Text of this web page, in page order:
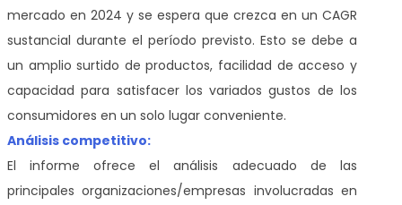
mercado en 2024 y se espera que crezca en un CAGR
sustancial durante el período previsto. Esto se debe a
un amplio surtido de productos, facilidad de acceso y
capacidad para satisfacer los variados gustos de los
consumidores en un solo lugar conveniente.
Análisis competitivo:
El informe ofrece el análisis adecuado de las
principales organizaciones/empresas involucradas en